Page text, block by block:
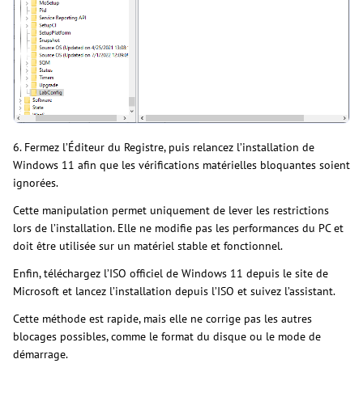
6. Fermez l’Éditeur du Registre, puis relancez l’installation de
Windows 11 afin que les vérifications matérielles bloquantes soient
ignorées.
Cette manipulation permet uniquement de lever les restrictions
lors de l’installation. Elle ne modifie pas les performances du PC et
doit être utilisée sur un matériel stable et fonctionnel.
Enfin, téléchargez l’ISO officiel de Windows 11 depuis le site de
Microsoft et lancez l’installation depuis l’ISO et suivez l’assistant.
Cette méthode est rapide, mais elle ne corrige pas les autres
blocages possibles, comme le format du disque ou le mode de
démarrage.